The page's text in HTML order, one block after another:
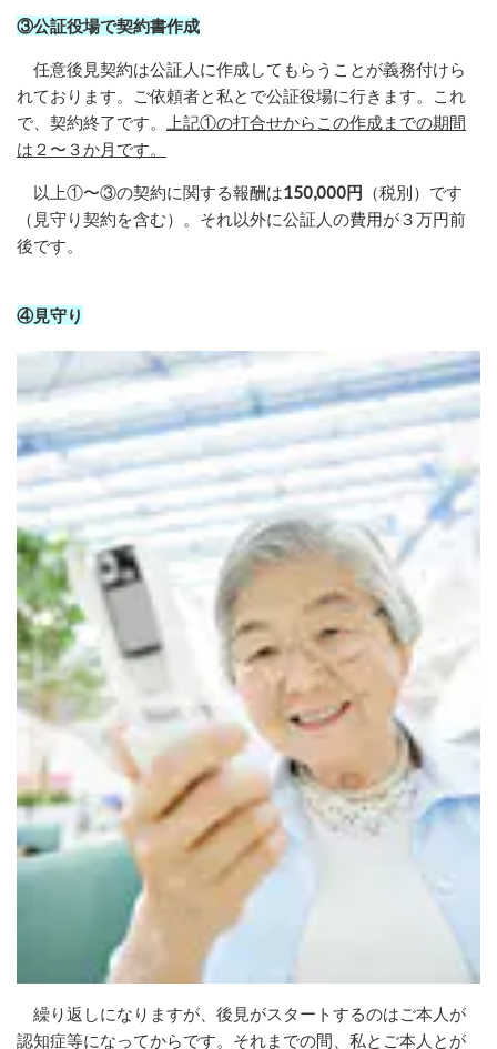
③公証役場で契約書作成
任意後見契約は公証人に作成してもらうことが義務付けら
れております。ご依頼者と私とで公証役場に行きます。これ
で、契約終了です。
上記①の打合せからこの作成までの期間
は２〜３か月です。
以上①〜③の契約に関する報酬は150,000円 （税別）です
（見守り契約を含む）。それ以外に公証人の費用が３万円前
後です。
④見守り
繰り返しになりますが、後見がスタートするのはご本人が
認知症等になってからです。それまでの間、私とご本人とが